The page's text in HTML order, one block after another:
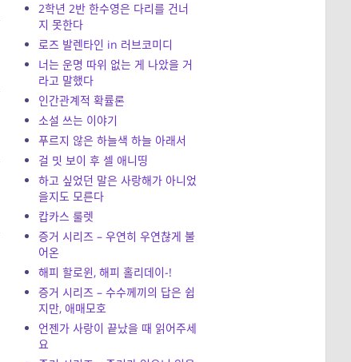
2학년 2반 한수영은 다리를 건너
지 못한다
로즈 발렌타인 in 러브코미디
너는 운명 따위 없는 게 나았을 거
라고 말했다
인간관계적 확률론
소설 쓰는 이야기
푸르지 않은 하늘색 하늘 아래서
걸 밋 보이 후 셀 애니띵
하고 싶었던 말은 사랑해가 아니었
을지도 모른다
캅카스 룰렛
증거 시리즈 – 우연히 우연찮게 불
어온
해피 할로윈, 해피 홀리데이-!
증거 시리즈 – 수수께끼의 답은 쉽
지만, 애매모호
언젠가 사랑이 끝났을 때 읽어주세
요